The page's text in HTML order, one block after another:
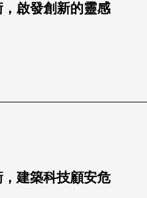
，啟發創新的靈感
，建築科技顧安危